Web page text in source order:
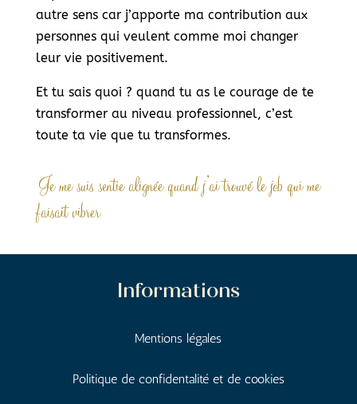
autre sens car j’apporte ma contribution aux
personnes qui veulent comme moi changer
leur vie positivement.
Et tu sais quoi ? quand tu as le courage de te
transformer au niveau professionnel, c’est
toute ta vie que tu transformes.
Je me suis sentie alignée quand j’ai trouvé le job qui me
faisait vibrer
Informations
Mentions légales
Politique de confidentalité et de cookies